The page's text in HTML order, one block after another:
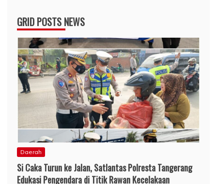
GRID POSTS NEWS
Daerah
Si Caka Turun ke Jalan, Satlantas Polresta Tangerang
Edukasi Pengendara di Titik Rawan Kecelakaan